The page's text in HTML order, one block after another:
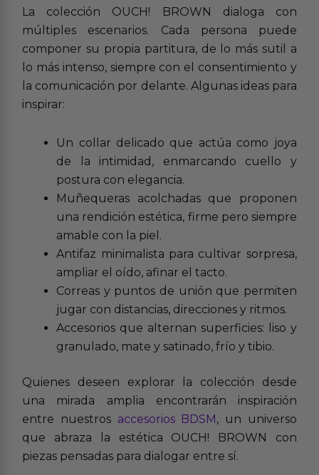
La colección OUCH! BROWN dialoga con
múltiples escenarios. Cada persona puede
componer su propia partitura, de lo más sutil a
lo más intenso, siempre con el consentimiento y
la comunicación por delante. Algunas ideas para
inspirar:
Un collar delicado que actúa como joya
de la intimidad, enmarcando cuello y
postura con elegancia.
Muñequeras acolchadas que proponen
una rendición estética, firme pero siempre
amable con la piel.
Antifaz minimalista para cultivar sorpresa,
ampliar el oído, afinar el tacto.
Correas y puntos de unión que permiten
jugar con distancias, direcciones y ritmos.
Accesorios que alternan superficies: liso y
granulado, mate y satinado, frío y tibio.
Quienes deseen explorar la colección desde
una mirada amplia encontrarán inspiración
entre nuestros accesorios BDSM , un universo
que abraza la estética OUCH! BROWN con
piezas pensadas para dialogar entre sí.